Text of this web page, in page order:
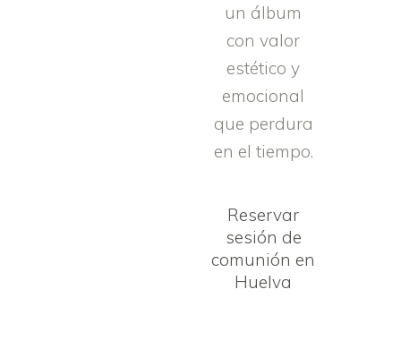
un álbum
con valor
estético y
emocional
que perdura
en el tiempo.
Reservar
sesión de
comunión en
Huelva